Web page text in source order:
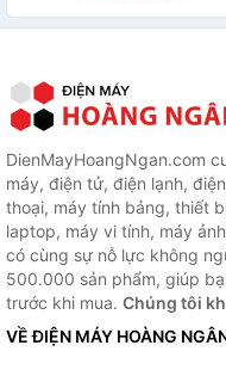
DienMayHoangNgan.com
máy, điện tử, điện lạnh,
thoại, máy tính bảng, thiết
laptop, máy vi tính, máy
có cùng sự nỗ lực không
500.000 sản phẩm, giúp
trước khi mua. Chúng tôi
VỀ ĐIỆN MÁY HOÀNG